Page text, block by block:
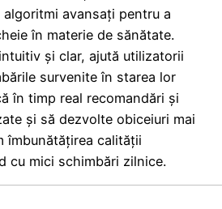
avansați pentru a
în materie de sănătate.
și clar, ajută utilizatorii
survenite în starea lor
în timp real recomandări și
și să dezvolte obiceiuri mai
îmbunătățirea calității
cu mici schimbări zilnice.